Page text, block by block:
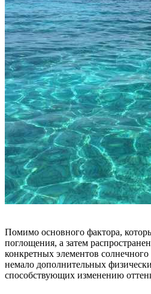
Помимо основного фактора,
поглощения, а затем
конкретных элементов солнечного
немало дополнительных
способствующих изменению